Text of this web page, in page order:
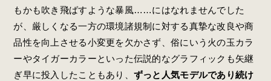
もかも吹き飛ばすような暴風……にはなれませんでした
が、厳しくなる一方の環境諸規制に対する真摯な改良や商
品性を向上させる小変更を欠かさず、俗にいう火の玉カラ
ーやタイガーカラーといった伝説的なグラフィックも矢継
ぎ早に投入したこともあり、 ずっと人気モデルであり続け